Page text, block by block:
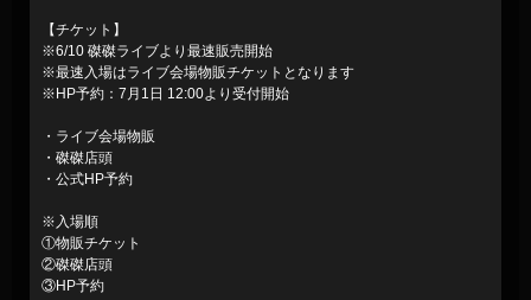
【チケット】
※6/10 磔磔ライブより最速販売開始
※最速入場はライブ会場物販チケットとなります
※HP予約：7月1日 12:00より受付開始
・ライブ会場物販
・磔磔店頭
・公式HP予約
※入場順
①物販チケット
②磔磔店頭
③HP予約